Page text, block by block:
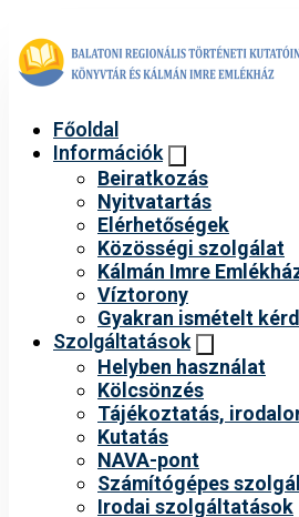
Főoldal
Információk
Beiratkozás
Nyitvatartás
Elérhetőségek
Közösségi szolgálat
Kálmán Imre
Víztorony
Gyakran ismételt
Szolgáltatások
Helyben használat
Kölcsönzés
Tájékoztatás,
Kutatás
NAVA-pont
Számítógépes
Irodai szolgáltatások